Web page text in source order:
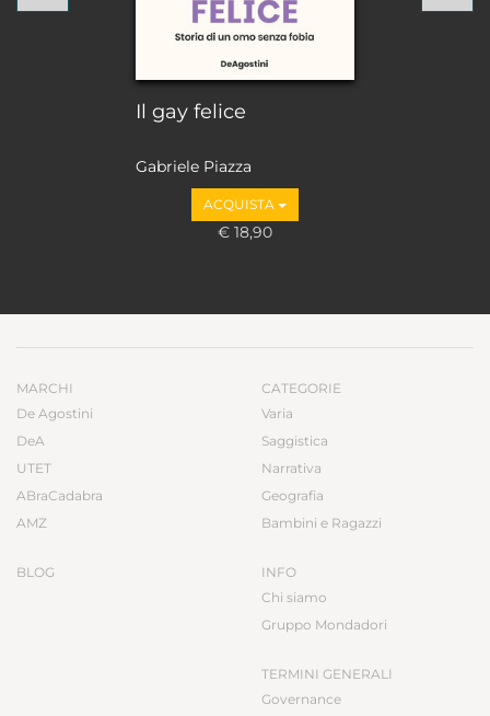
Il gay felice
Gabriele Piazza
ACQUISTA
€ 18,90
MARCHI
De Agostini
DeA
UTET
ABraCadabra
AMZ
BLOG
CATEGORIE
Varia
Saggistica
Narrativa
Geografia
Bambini e Ragazzi
INFO
Chi siamo
Gruppo Mondadori
TERMINI GENERALI
Governance